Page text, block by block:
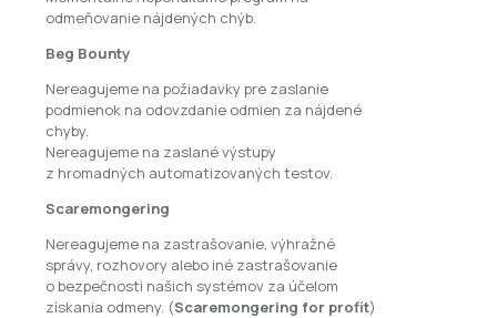
odmeňovanie nájdených chýb.
Beg Bounty
Nereagujeme na požiadavky pre zaslanie
podmienok na odovzdanie odmien za nájdené
chyby.
Nereagujeme na zaslané výstupy
z hromadných automatizovaných testov.
Scaremongering
Nereagujeme na zastrašovanie, výhražné
správy, rozhovory alebo iné zastrašovanie
o bezpečnosti našich systémov za účelom
získania odmeny. (Scaremongering for profit)